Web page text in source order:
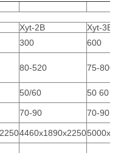
Xyt-2B
Xyt-3B
300
600
80-520 75-800
50/60
50 60
70-90
70-90
4460x1890x2250